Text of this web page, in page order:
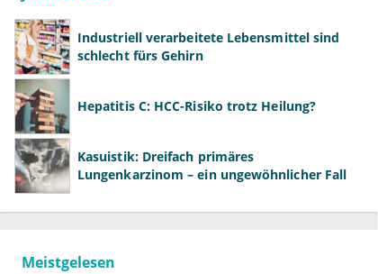
Industriell verarbeitete Lebensmittel sind
schlecht fürs Gehirn
Hepatitis C: HCC-Risiko trotz Heilung?
Kasuistik: Dreifach primäres
Lungenkarzinom – ein ungewöhnlicher Fall
Meistgelesen